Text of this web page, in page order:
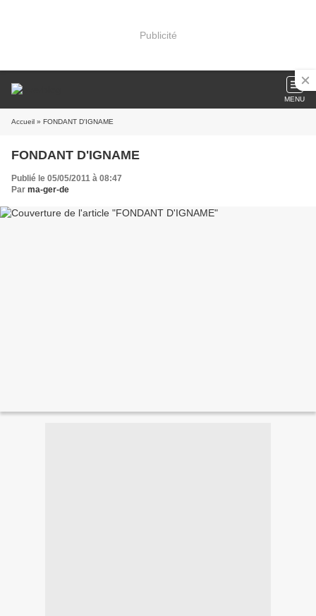
Publicité
MENU
Accueil » FONDANT D'IGNAME
FONDANT D'IGNAME
Publié le 05/05/2011 à 08:47
Par ma-ger-de